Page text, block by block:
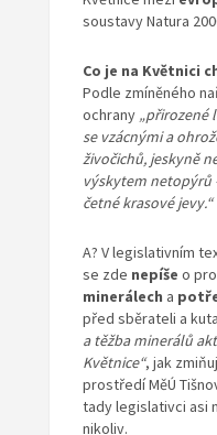
soustavy Natura
Co je na Květnici
Podle zmíněného
ochrany „přirozené
se vzácnými a
živočichů, jeskyně
výskytem netopýrů
četné krasové jevy.“
A? V legislativním
se zde nepíše o
minerálech a
před sběrateli a
a těžba minerálů
Květnice“, jak
prostředí MěÚ
tady legislativci asi
nikoliv.